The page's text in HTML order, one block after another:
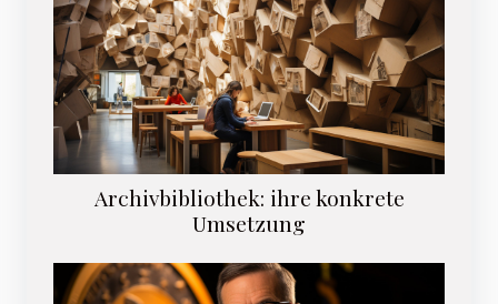
Archivbibliothek: ihre konkrete
Umsetzung